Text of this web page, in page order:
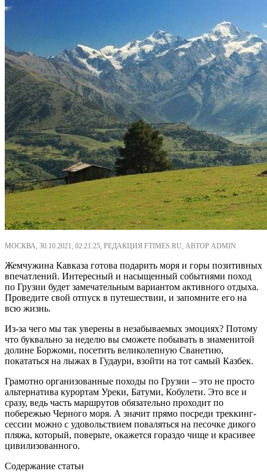
МОСКВА, 30.10.2021, 02:21:25, РЕДАКЦИЯ FTIMES.RU, АВТОР ADMIN.
Жемчужина Кавказа готова подарить моря и горы позитивных
впечатлений. Интересный и насыщенный событиями поход
по Грузии будет замечательным вариантом активного отдыха.
Проведите свой отпуск в путешествии, и запомните его на
всю жизнь.
Из-за чего мы так уверены в незабываемых эмоциях? Потому
что буквально за неделю вы сможете побывать в знаменитой
долине Боржоми, посетить великолепную Сванетию,
покататься на лыжах в Гудаури, взойти на тот самый Казбек.
Грамотно организованные походы по Грузии – это не просто
альтернатива курортам Уреки, Батуми, Кобулети. Это все и
сразу, ведь часть маршрутов обязательно проходит по
побережью Черного моря. А значит прямо посреди треккинг-
сессии можно с удовольствием поваляться на песочке дикого
пляжа, который, поверьте, окажется гораздо чище и красивее
цивилизованного.
Содержание статьи